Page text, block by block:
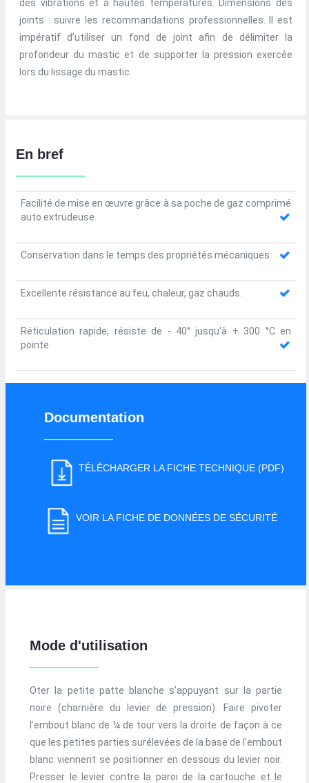
des vibrations et à hautes températures. Dimensions des
joints : suivre les recommandations professionnelles. Il est
impératif d’utiliser un fond de joint afin de délimiter la
profondeur du mastic et de supporter la pression exercée
lors du lissage du mastic.
En bref
Facilité de mise en œuvre grâce à sa poche de gaz comprimé
auto extrudeuse.
Conservation dans le temps des propriétés mécaniques.
Excellente résistance au feu, chaleur, gaz chauds.
Réticulation rapide, résiste de - 40° jusqu'à + 300 °C en
pointe.
Documentation
TÉLÉCHARGER LA FICHE TECHNIQUE (PDF)
VOIR LA FICHE DE DONNÉES DE SÉCURITÉ
Mode d'utilisation
Oter la petite patte blanche s’appuyant sur la partie
noire (charnière du levier de pression). Faire pivoter
l’embout blanc de ¼ de tour vers la droite de façon à ce
que les petites parties surélevées de la base de l’embout
blanc viennent se positionner en dessous du levier noir.
Presser le levier contre la paroi de la cartouche et le